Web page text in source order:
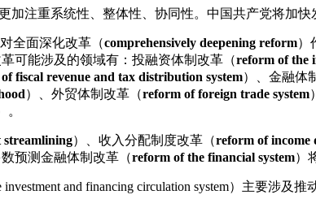
加注重系统性、整体性、协同性。中国共产党将加
全面深化改革（comprehensively deepening reform）
可能涉及的领域有：投融资体制改革（reform of the
fiscal revenue and tax distribution system）、金融体
）、外贸体制改革（reform of foreign trade system
。
streamlining）、收入分配制度改革（reform of income
预测金融体制改革（reform of the financial system）
investment and financing circulation system）主要